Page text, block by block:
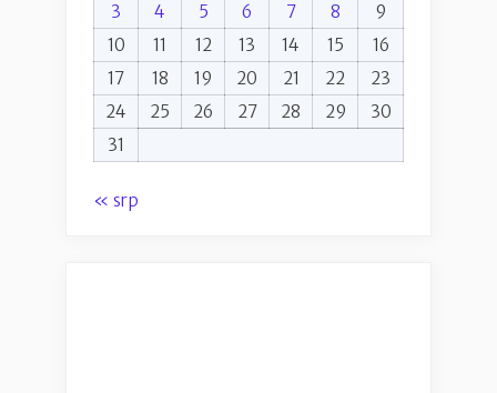
3
4 5 6 7 8
9
10
11 12 13 14 15
16
17
18 19 20 21 22
23
24
25 26 27 28 29
30
31
« srp